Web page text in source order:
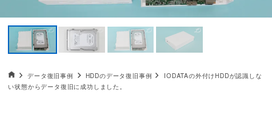
データ復旧HOME
データ復旧事例 HDDのデータ復旧事例
IODATAの外付けHDDが認識しな
い状態からデータ復旧に成功しました。